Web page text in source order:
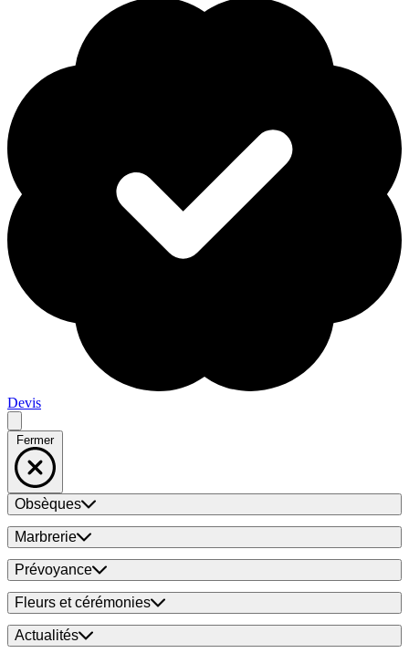
Devis
Fermer
Obsèques
Marbrerie
Prévoyance
Fleurs et cérémonies
Actualités